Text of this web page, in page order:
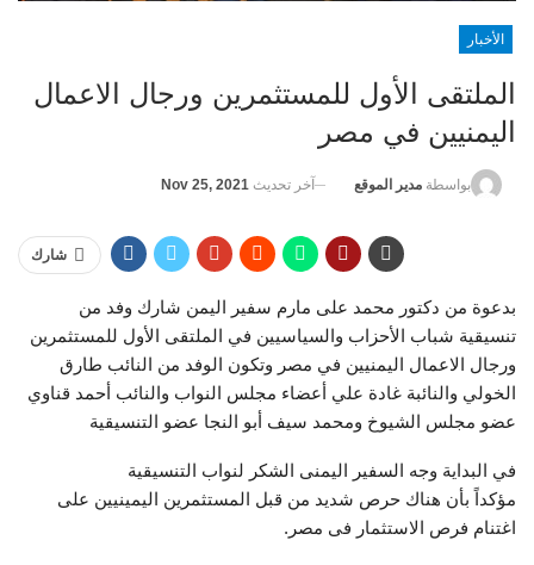
الأخبار
‎الملتقى الأول للمستثمرين ورجال الاعمال
اليمنيين في مصر
بواسطة مدير الموقع آخر تحديث Nov 25, 2021
شارك
‎بدعوة من دكتور محمد على مارم سفير اليمن شارك وفد من
تنسيقية شباب الأحزاب والسياسيين في الملتقى الأول للمستثمرين
ورجال الاعمال اليمنيين في مصر وتكون الوفد من النائب طارق
الخولي والنائبة غادة علي أعضاء مجلس النواب والنائب أحمد قناوي
عضو مجلس الشيوخ ومحمد سيف أبو النجا عضو التنسيقية
‎مؤكداً بأن هناك حرص شديد من قبل المستثمرين اليمينيين على
اغتنام فرص الاستثمار فى مصر.